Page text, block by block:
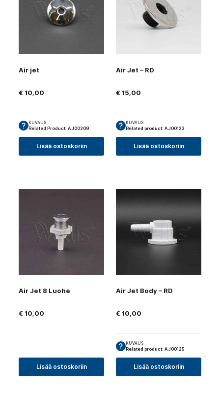
Air jet
€ 10,00
KUVAUS
Related Product: AJ00209
Lisää ostoskoriin
Air Jet – RD
€ 15,00
KUVAUS
Related product: AJ00123
Lisää ostoskoriin
Air Jet 8 Luohe
€ 10,00
Lisää ostoskoriin
Air Jet Body – RD
€ 10,00
KUVAUS
Related product: AJ00125
Lisää ostoskoriin